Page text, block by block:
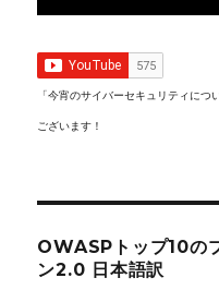
「今宵のサイバーセキュリティに
ございます！
OWASPトップ10の
ン2.0 日本語訳